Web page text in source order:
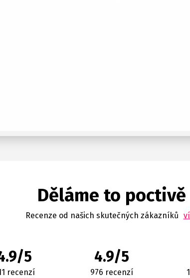
Děláme to poctivě
Recenze od našich skutečných zákazníků
5
recenzí
4.9/5
976 recenzí